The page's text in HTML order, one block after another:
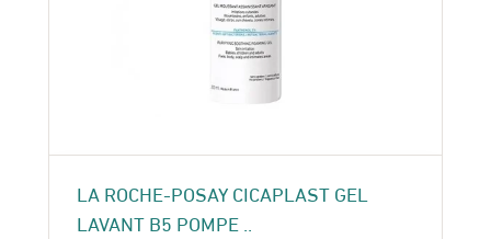
LA ROCHE-POSAY CICAPLAST GEL
LAVANT B5 POMPE ..